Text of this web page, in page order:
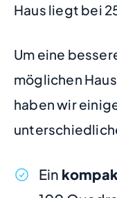
Haus liegt bei
Um eine
möglichen
haben wir
Ein